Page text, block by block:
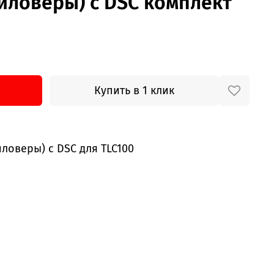
Купить в 1 клик
с DSC для TLC100